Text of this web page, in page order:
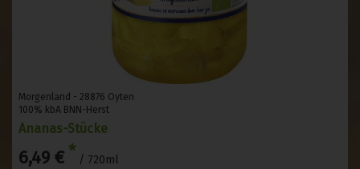
Morgenland - 28876 Oyten
100% kbA BNN-Herst
Ananas-Stücke
6,49 € * / 720ml